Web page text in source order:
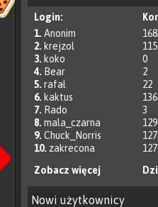
Login:
1. Anonim
2. krejzol 115
3. koko 0
4. Bear 2
5. rafal 22
6. kaktus
7. Rado 3
8. mala_czarna
9. Chuck_Norris
10. zakrecona
Zobacz więcej
Nowi użytkownicy
Następna